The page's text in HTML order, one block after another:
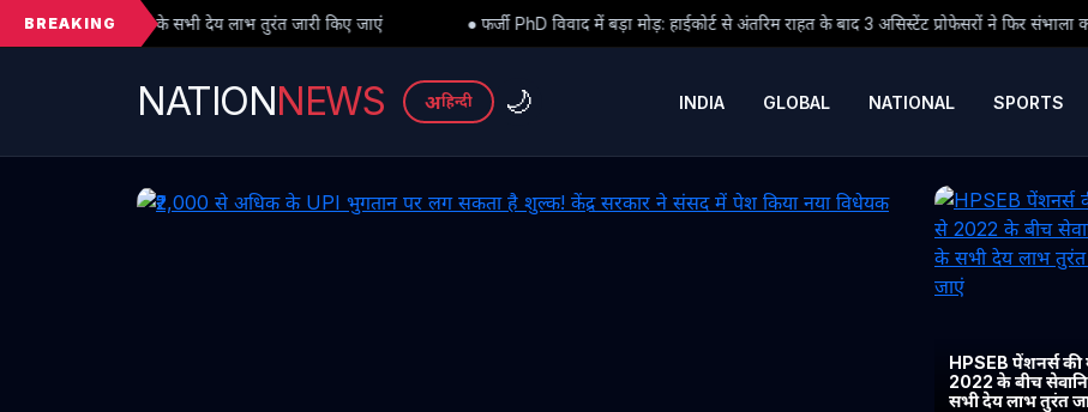
BREAKING
लाभ तुरंत जारी किए जाएं ● फर्जी PhD विवाद में बड़ा मोड़: हाईकोर्ट से अंतरिम राहत के बाद 3 असिस्टेंट प्रोफेसरों ने फिर संभाला कार्यभार, 3 अगस्त को होगी
NATIONNEWS अहिन्दी 🌙 INDIA GLOBAL NATIONAL SPORTS
HPSEB पेंशनर्स
2022 के बीच
सभी देय लाभ तुरंत